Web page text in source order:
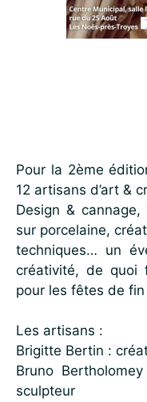
Pour la 2ème
12 artisans d’art &
Design &
sur porcelaine,
techniques… un
créativité, de quoi
pour les fêtes de fin
Les artisans :
Brigitte Bertin :
Bruno
sculpteur